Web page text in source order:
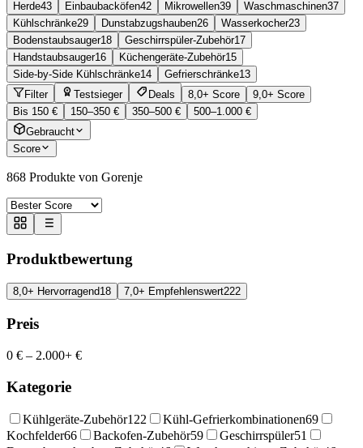
Herde43 Einbaubacköfen42 Mikrowellen39 Waschmaschinen37
Kühlschränke29 Dunstabzugshauben26 Wasserkocher23
Bodenstaubsauger18 Geschirrspüler-Zubehör17
Handstaubsauger16 Küchengeräte-Zubehör15
Side-by-Side Kühlschränke14 Gefrierschränke13
Filter
Testsieger Deals 8,0+ Score
9,0+ Score
Bis 150 €
150–350 € 350–500 €
500–1.000 €
Gebraucht
Score
868 Produkte von Gorenje
Produktbewertung
8,0+ Hervorragend18 7,0+ Empfehlenswert222
Preis
0 € – 2.000+ €
Kategorie
Kühlgeräte-Zubehör122 Kühl-Gefrierkombinationen69
Kochfelder66 Backofen-Zubehör59 Geschirrspüler51